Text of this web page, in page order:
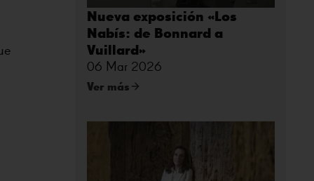
Nueva exposición «Los
Nabís: de Bonnard a
Vuillard»
06 Mar 2026
Ver más